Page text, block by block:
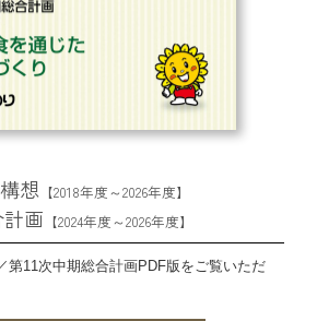
想 【2018年度～2026年度】
計画 【2024年度～2026年度】
第11次中期総合計画PDF版をご覧いただ